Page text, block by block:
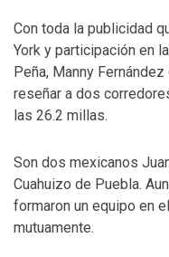
Con toda la publicidad
York y participación en
Peña, Manny Fernández
reseñar a dos
las 26.2 millas.
Son dos mexicanos
Cuahuizo de Puebla.
formaron un equipo en
mutuamente.